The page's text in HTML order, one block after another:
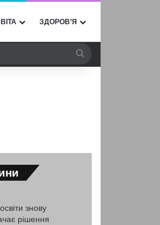
ЗДОРОВ’Я
знову
рішення